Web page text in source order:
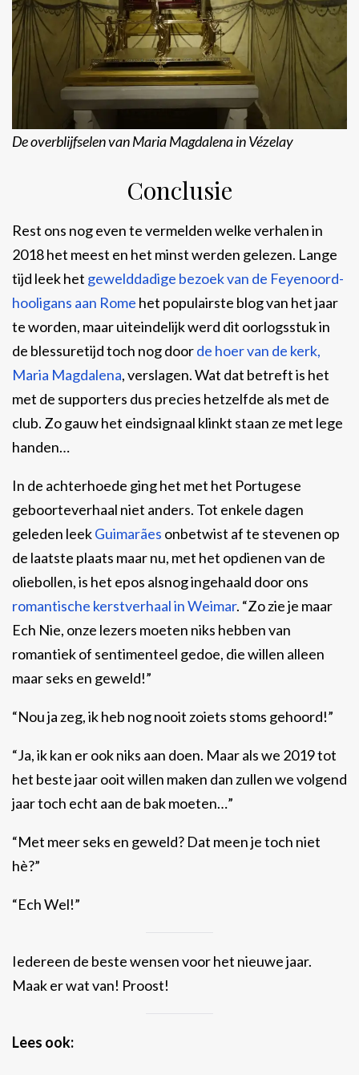
De overblijfselen van Maria Magdalena in Vézelay
Conclusie
Rest ons nog even te vermelden welke verhalen in
2018 het meest en het minst werden gelezen. Lange
tijd leek het gewelddadige bezoek van de Feyenoord-
hooligans aan Rome het populairste blog van het jaar
te worden, maar uiteindelijk werd dit oorlogsstuk in
de blessuretijd toch nog doorde hoer van de kerk,
Maria Magdalena, verslagen. Wat dat betreft is het
met de supporters dus precies hetzelfde als met de
club. Zo gauw het eindsignaal klinkt staan ze met lege
handen…
In de achterhoede ging het met het Portugese
geboorteverhaal niet anders. Tot enkele dagen
geleden leekGuimarães onbetwist af te stevenen op
de laatste plaats maar nu, met het opdienen van de
oliebollen, is het epos alsnog ingehaald door ons
romantische kerstverhaal in Weimar. “Zo zie je maar
Ech Nie, onze lezers moeten niks hebben van
romantiek of sentimenteel gedoe, die willen alleen
maar seks en geweld!”
“Nou ja zeg, ik heb nog nooit zoiets stoms gehoord!”
“Ja, ik kan er ook niks aan doen. Maar als we 2019 tot
het beste jaar ooit willen maken dan zullen we volgend
jaar toch echt aan de bak moeten…”
“Met meer seks en geweld? Dat meen je toch niet
hè?”
“Ech Wel!”
Iedereen de beste wensen voor het nieuwe jaar.
Maak er wat van! Proost!
Lees ook: